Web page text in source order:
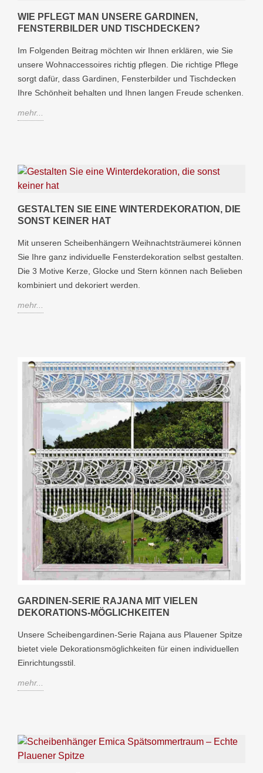
WIE PFLEGT MAN UNSERE GARDINEN,
FENSTERBILDER UND TISCHDECKEN?
Im Folgenden Beitrag möchten wir Ihnen erklären, wie Sie
unsere Wohnaccessoires richtig pflegen. Die richtige Pflege
sorgt dafür, dass Gardinen, Fensterbilder und Tischdecken
Ihre Schönheit behalten und Ihnen langen Freude schenken.
mehr...
GESTALTEN SIE EINE WINTERDEKORATION, DIE
SONST KEINER HAT
Mit unseren Scheibenhängern Weihnachtsträumerei können
Sie Ihre ganz individuelle Fensterdekoration selbst gestalten.
Die 3 Motive Kerze, Glocke und Stern können nach Belieben
kombiniert und dekoriert werden.
mehr...
GARDINEN-SERIE RAJANA MIT VIELEN
DEKORATIONS-MÖGLICHKEITEN
Unsere Scheibengardinen-Serie Rajana aus Plauener Spitze
bietet viele Dekorationsmöglichkeiten für einen individuellen
Einrichtungsstil.
mehr...